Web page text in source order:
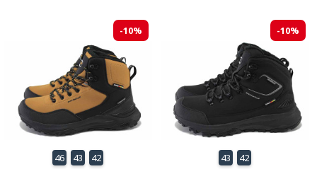
-10%
46 43 42
-10%
43 42